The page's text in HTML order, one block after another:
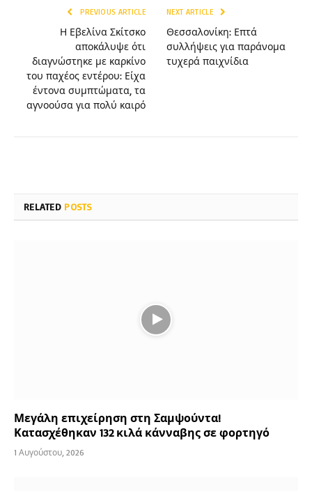
PREVIOUS ARTICLE
Η Εβελίνα Σκίτσκο
αποκάλυψε ότι
διαγνώστηκε με καρκίνο
του παχέος εντέρου: Είχα
έντονα συμπτώματα, τα
αγνοούσα για πολύ καιρό
NEXT ARTICLE
Θεσσαλονίκη: Επτά
συλλήψεις για παράνομα
τυχερά παιχνίδια
RELATED POSTS
Μεγάλη επιχείρηση στη Σαμψούντα!
Κατασχέθηκαν 132 κιλά κάνναβης σε φορτηγό
1 Αυγούστου, 2026